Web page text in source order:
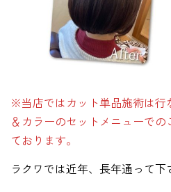
※当店ではカット単品施術は行
＆カラーのセットメニューで
ております。
ラクワでは近年、長年通って下